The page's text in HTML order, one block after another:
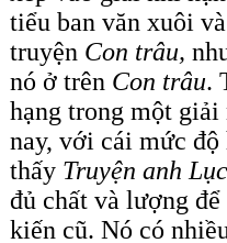
tiểu ban văn xuôi
truyện Con trâu,
nó ở trên Con trâu.
hạng trong một
nay, với cái mức
thấy Truyện anh Lục
đủ chất và lượng
kiến cũ. Nó có